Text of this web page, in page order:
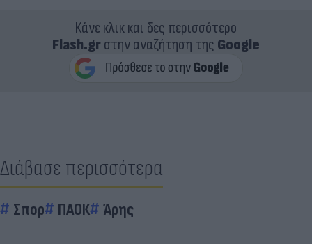
Κάνε κλικ και δες περισσότερο
Flash.grστην αναζήτηση της Google
Διάβασε περισσότερα
Σπορ ΠΑΟΚ Άρης